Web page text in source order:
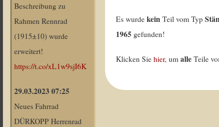
Beschreibung zu
Rahmen Rennrad
(1915±10) wurde
erweitert!
https://t.co/xL1w9sjI6K
29.03.2023 07:25
Neues Fahrrad
DÜRKOPP Herrenrad
Es wurdekein Teil vom Typ
1965 gefunden!
Klicken Siehier, umalle Teile